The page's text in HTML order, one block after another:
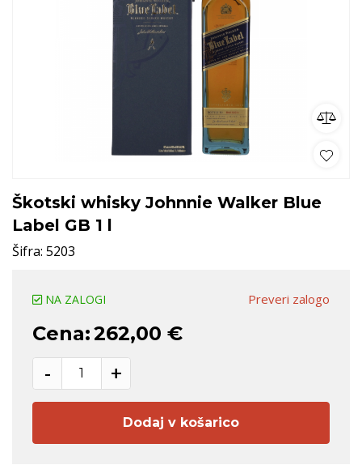
Škotski whisky Johnnie Walker Blue
Label GB 1 l
Šifra: 5203
Preveri zalogo
NA ZALOGI
Cena:262,00 €
- +
Dodaj v košarico